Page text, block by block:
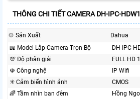
THÔNG CHI TIẾT CAMERA DH-IPC-
💠 Sản Xuất
Dahua
📖 Model Lắp Camera Trọn Bộ
DH-IPC-
💯 Độ phân giải
FULL HD
☫ Công nghệ
IP Wifi
✳️ Cảm biến hình ảnh
CMOS
🌈 Tầm nhìn ban đêm
Hồng